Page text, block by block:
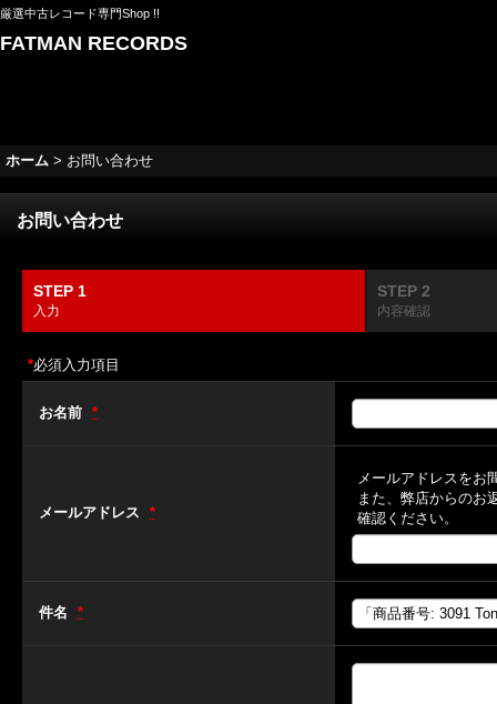
厳選中古レコード専門Shop !!
FATMAN RECORDS
ホーム > お問い合わせ
お問い合わせ
STEP 1
入力
STEP 2
内容確認
*必須入力項目
お名前 *
メールアドレス *
メールアドレスをお
また、弊店からのお
確認ください。
件名 *